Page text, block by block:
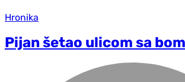
Hronika
Pijan šetao ulicom sa